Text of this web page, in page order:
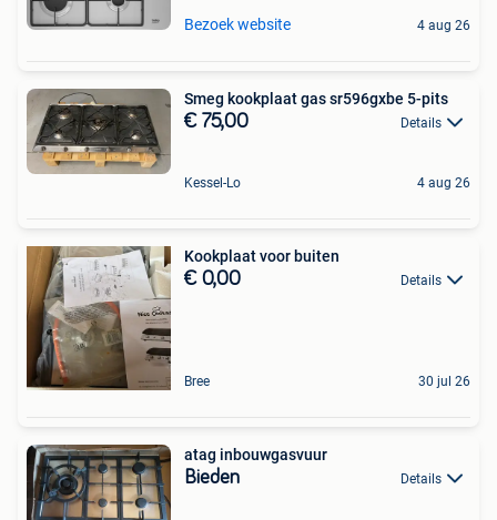
Bezoek website 4 aug 26
Smeg kookplaat gas sr596gxbe 5-pits
€ 75,00 Details
Kessel-Lo 4 aug 26
Kookplaat voor buiten
€ 0,00 Details
Bree 30 jul 26
atag inbouwgasvuur
Bieden Details